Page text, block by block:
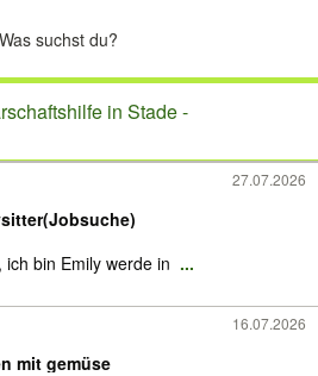
in Stade -
27.07.2026
ich bin Emily werde in ...
16.07.2026
mit gemüse